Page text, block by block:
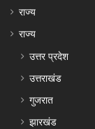
राज्य
राज्य
उत्तर प्रदेश
उत्तराखंड
गुजरात
झारखंड